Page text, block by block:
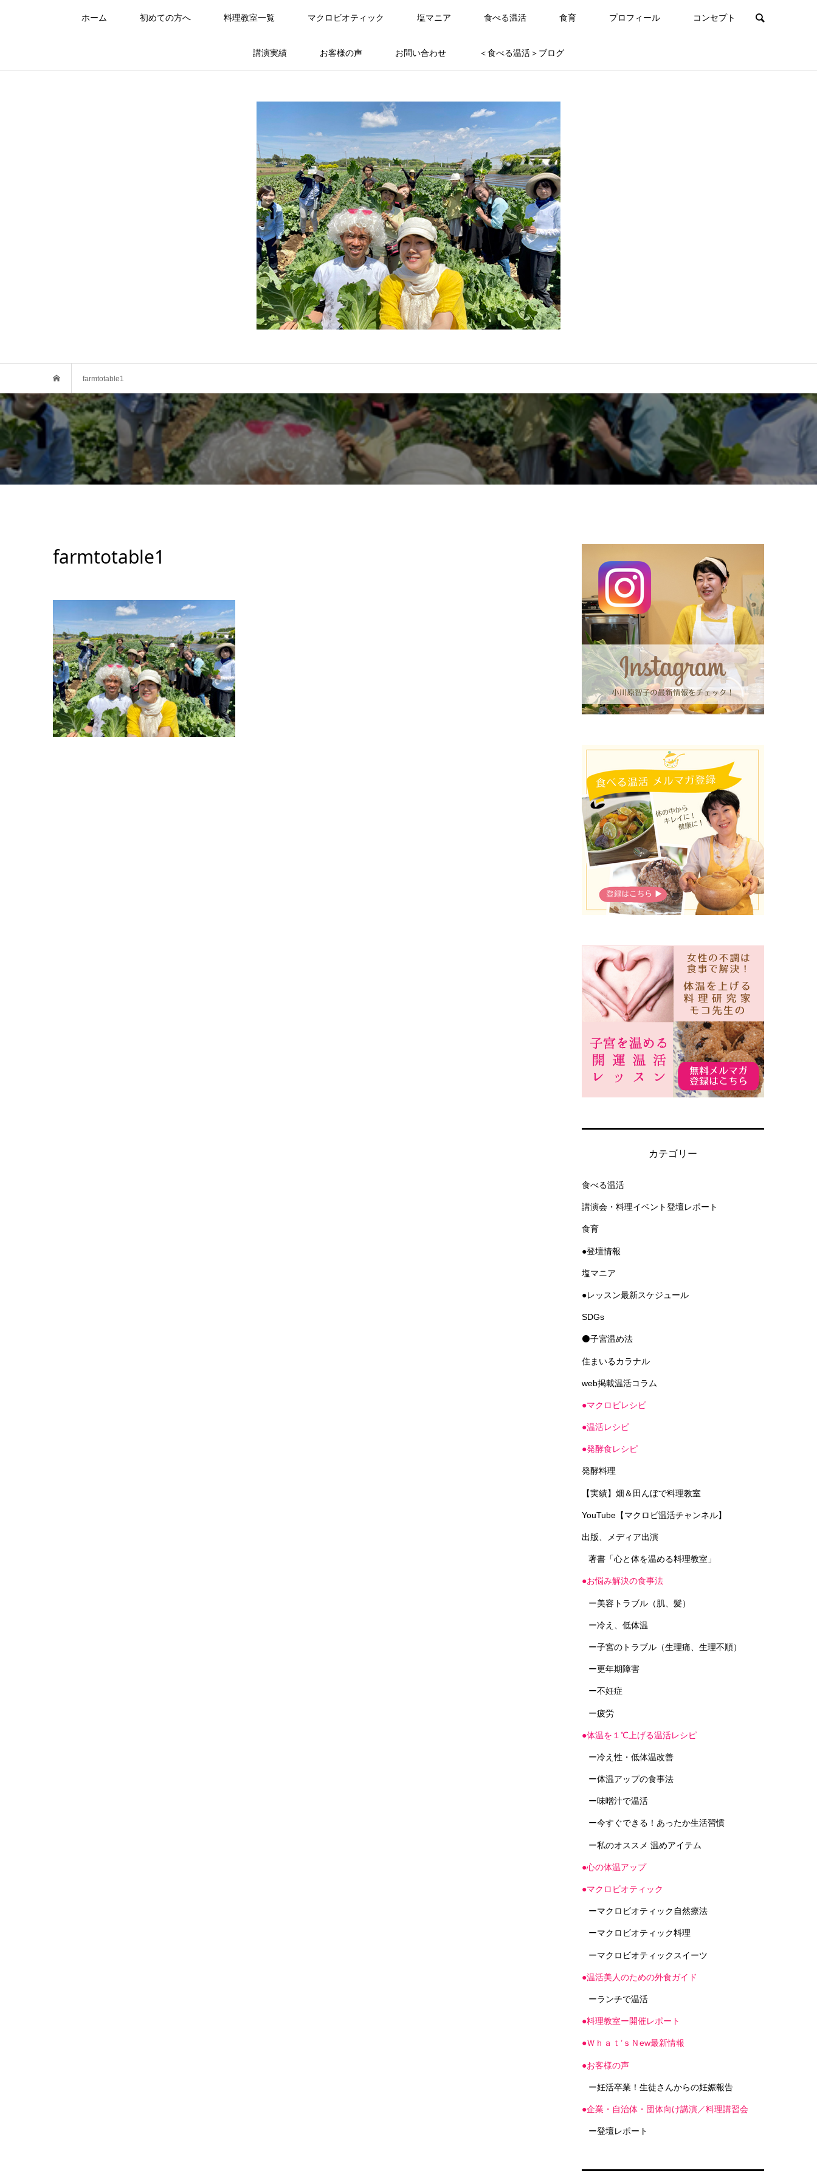
ホーム 初めての方へ 料理教室一覧 マクロビオティック 塩マニア 食べる温活 食育 プロフィール コンセプト
講演実績 お客様の声 お問い合わせ ＜食べる温活＞ブログ
farmtotable1
farmtotable1
カテゴリー
食べる温活
講演会・料理イベント登壇レポート
食育
●登壇情報
塩マニア
●レッスン最新スケジュール
SDGs
⚫子宮温め法
住まいるカラナル
web掲載温活コラム
●マクロビレシピ
●温活レシピ
●発酵食レシピ
発酵料理
【実績】畑＆田んぼで料理教室
YouTube【マクロビ温活チャンネル】
出版、メディア出演
著書「心と体を温める料理教室」
●お悩み解決の食事法
ー美容トラブル（肌、髪）
ー冷え、低体温
ー子宮のトラブル（生理痛、生理不順）
ー更年期障害
ー不妊症
ー疲労
●体温を１℃上げる温活レシピ
ー冷え性・低体温改善
ー体温アップの食事法
ー味噌汁で温活
ー今すぐできる！あったか生活習慣
ー私のオススメ 温めアイテム
●心の体温アップ
●マクロビオティック
ーマクロビオティック自然療法
ーマクロビオティック料理
ーマクロビオティックスイーツ
●温活美人のための外食ガイド
ーランチで温活
●料理教室ー開催レポート
●Ｗｈａｔ’ｓＮew最新情報
●お客様の声
ー妊活卒業！生徒さんからの妊娠報告
●企業・自治体・団体向け講演／料理講習会
ー登壇レポート